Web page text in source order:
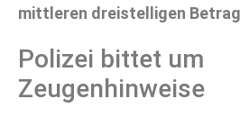
mittleren dreistelligen Betrag
Polizei bittet um
Zeugenhinweise